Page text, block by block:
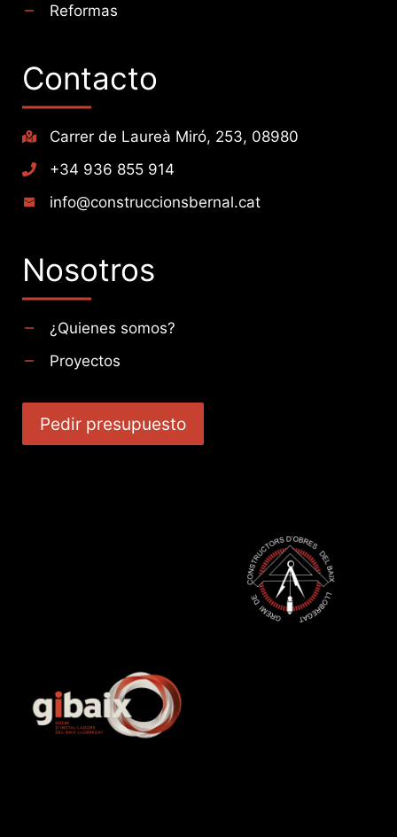
Reformas
Contacto
Carrer de Laureà Miró, 253, 08980
+34 936 855 914
info@construccionsbernal.cat
Nosotros
¿Quienes somos?
Proyectos
Pedir presupuesto